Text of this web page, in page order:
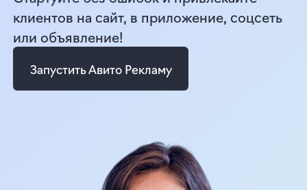
Запустить Авито Рекламу